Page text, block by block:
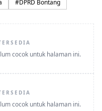
#DPRD Bontang
cocok untuk halaman ini.
cocok untuk halaman ini.